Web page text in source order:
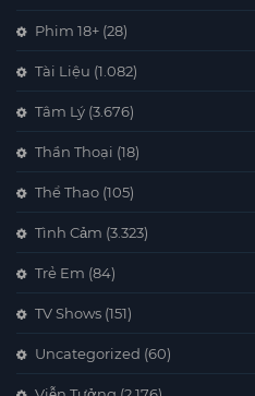
Phim 18+ (28)
Tài Liệu (1.082)
Tâm Lý (3.676)
Thần Thoại (18)
Thể Thao (105)
Tình Cảm (3.323)
Trẻ Em (84)
TV Shows (151)
Uncategorized (60)